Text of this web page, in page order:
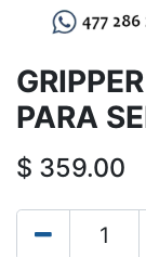
PARA
$ 359.00